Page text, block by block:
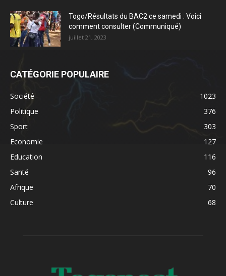
Togo/Résultats du BAC2 ce samedi : Voici
comment consulter (Communiqué)
juillet 21, 2023
CATÉGORIE POPULAIRE
Société
1023
Politique
376
Sport
303
Economie
127
Education
116
Santé
96
Afrique
70
Culture
68